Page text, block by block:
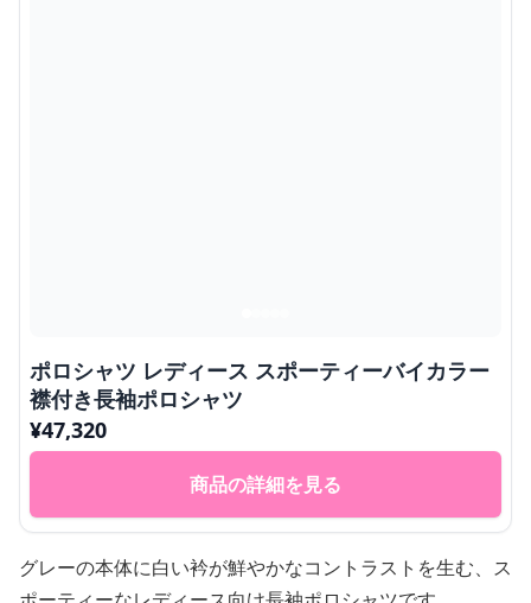
ポロシャツ レディース スポーティーバイカラー
襟付き長袖ポロシャツ
¥47,320
商品の詳細を見る
グレーの本体に白い衿が鮮やかなコントラストを生む、ス